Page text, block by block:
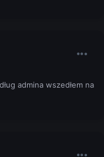
admina wszedłem na